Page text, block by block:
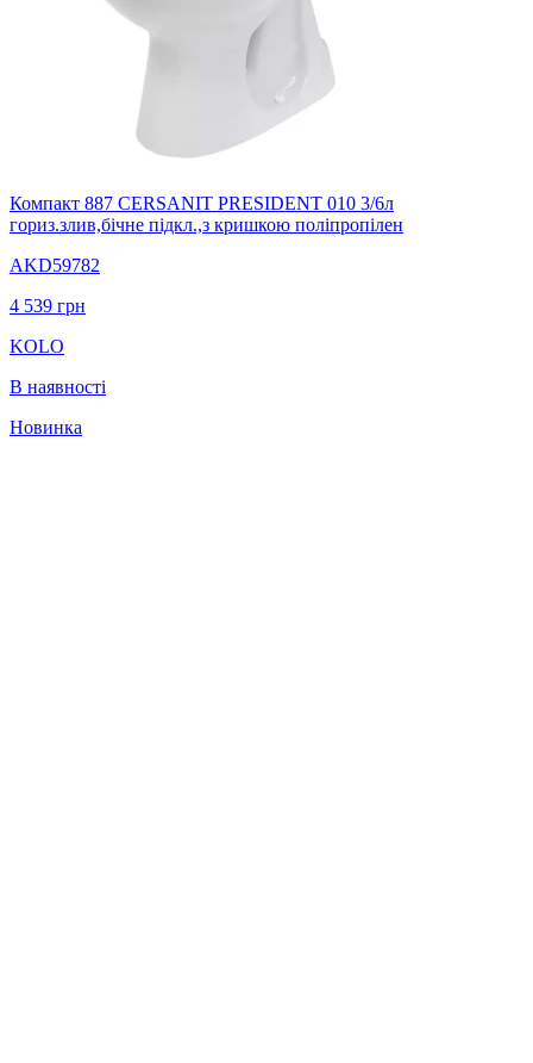
Компакт 887 CERSANIT PRESIDENT 010 3/6л
гориз.злив,бічне підкл.,з кришкою поліпропілен
AKD59782
4 539 грн
KOLO
В наявності
Новинка